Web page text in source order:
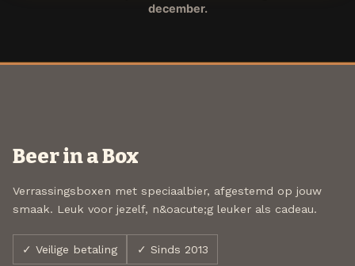
december.
Beer in a Box
Verrassingsboxen met speciaalbier, afgestemd op jouw
smaak. Leuk voor jezelf, n&oacute;g leuker als cadeau.
✓ Veilige betaling ✓ Sinds 2013